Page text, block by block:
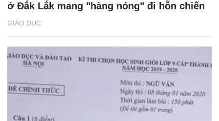
GIÁO DỤC
ở Đắk Lắk mang "hàng nóng" đi hỗn chiến